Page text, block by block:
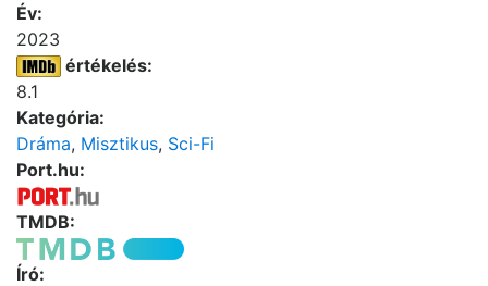
Év:
2023
értékelés:
8.1
Kategória:
Dráma, Misztikus, Sci-Fi
Port.hu:
TMDB:
Író: